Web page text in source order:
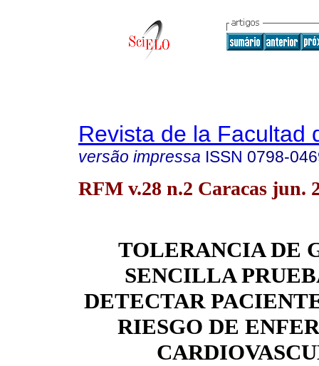
Revista de la Facultad
versão impressa ISSN 0798-
RFM v.28 n.2 Caracas jun.
TOLERANCIA DE
SENCILLA
DETECTAR
RIESGO DE